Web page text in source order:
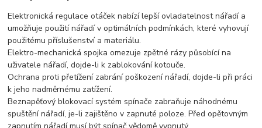
Elektronickáregulace otáček nabízí lepší ovladatelnost nářadí a
umožňuje použití nářadí v optimálních podmínkách, které vyhovují
použitému příslušenství a materiálu.
Elektro-mechanická spojka omezuje zpětné rázy působící na
uživatele nářadí, dojde-li k zablokování kotouče.
Ochrana proti přetížení zabrání poškození nářadí, dojde-li při práci
k jeho nadměrnému zatížení.
Beznapěťový blokovací systém spínače zabraňuje náhodnému
spuštění nářadí, je-li zajištěno v zapnuté poloze. Před opětovným